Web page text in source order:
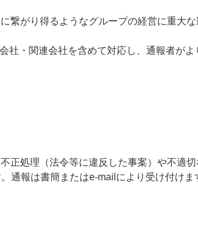
がり得るようなグループの経営に重大
・関連会社を含めて対応し、通報者が
正処理（法令等に違反した事案）や不適
通報は書簡またはe-mailにより受け付けま